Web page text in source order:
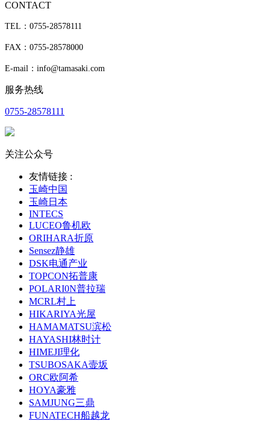
CONTACT
TEL：0755-28578111
FAX：0755-28578000
E-mail：info@tamasaki.com
服务热线
0755-28578111
关注公众号
友情链接 :
玉崎中国
玉崎日本
INTECS
LUCEO鲁机欧
ORIHARA折原
Sensez静雄
DSK电通产业
TOPCON拓普康
POLARI0N普拉瑞
MCRL村上
HIKARIYA光屋
HAMAMATSU滨松
HAYASHI林时计
HIMEJI理化
TSUBOSAKA壸坂
ORC欧阿希
HOYA豪雅
SAMJUNG三鼎
FUNATECH船越龙